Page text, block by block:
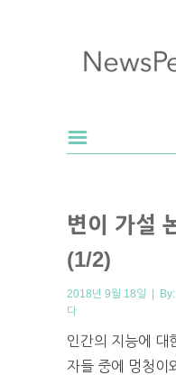
변이 가설
(1/2)
2018년 9월 18일 | By:
다
인간의 지능에 대
자들 중에 멍청이